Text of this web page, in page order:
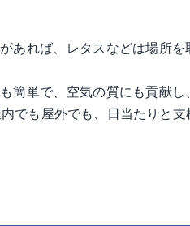
あれば、レタスなどは場所を
簡単で、空気の質にも貢献し
でも屋外でも、日当たりと